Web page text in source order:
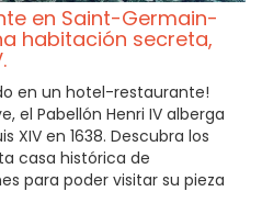
en Saint-Germain-
habitación secreta,
en un hotel-restaurante!
el Pabellón Henri IV alberga
XIV en 1638. Descubra los
casa histórica de
para poder visitar su pieza